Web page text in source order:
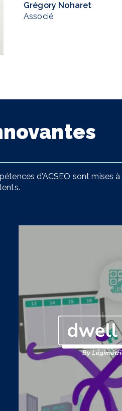
Grégory Noharet
Associé
d’ACSEO sont